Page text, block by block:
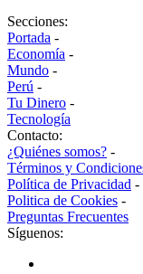
Secciones:
Portada -
Economía -
Mundo -
Perú -
Tu Dinero -
Tecnología
Contacto:
¿Quiénes somos? -
Términos y
Política de Privacidad -
Politica de Cookies -
Preguntas Frecuentes
Síguenos: